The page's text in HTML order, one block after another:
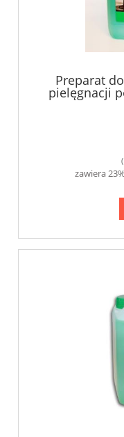
Preparat
pielęgnacji
zawiera